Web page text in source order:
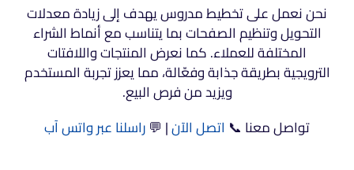
نحن نعمل على تخطيط مدروس يهدف إلى زيادة معدلات
التحويل وتنظيم الصفحات بما يتناسب مع أنماط الشراء
المختلفة للعملاء. كما نعرض المنتجات واللافتات
الترويجية بطريقة جذابة وفعّالة، مما يعزز تجربة المستخدم
ويزيد من فرص البيع.
تواصل معنا 📞 اتصل الآن| 💬راسلنا عبر واتس آب